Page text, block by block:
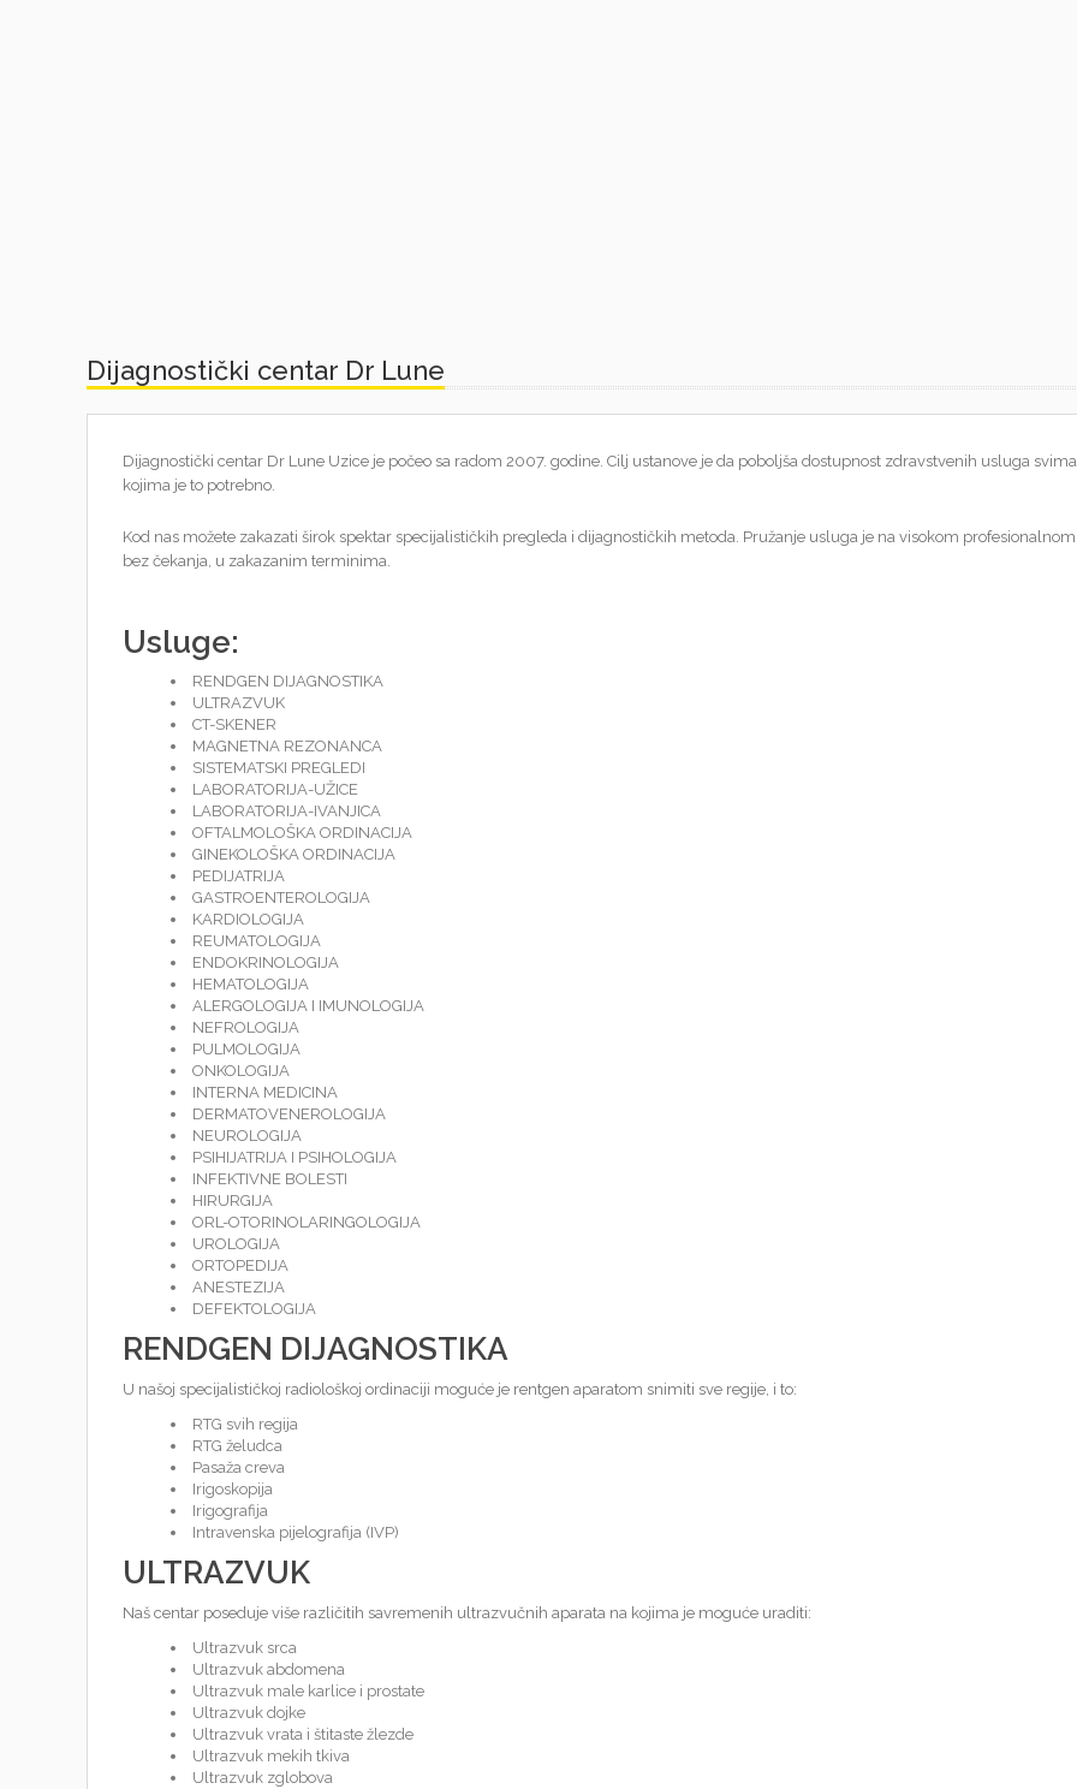
Dijagnostički centar Dr Lune
Dijagnostički centar Dr Lune Uzice je počeo sa radom 2007. godine. Cilj ustanove je da poboljša dostupnost zdravstvenih usluga svima
kojima je to potrebno.
Kod nas možete zakazati širok spektar specijalističkih pregleda i dijagnostičkih metoda. Pružanje usluga je na visokom
bez čekanja, u zakazanim terminima.
Usluge:
RENDGEN DIJAGNOSTIKA
ULTRAZVUK
CT-SKENER
MAGNETNA REZONANCA
SISTEMATSKI PREGLEDI
LABORATORIJA-UŽICE
LABORATORIJA-IVANJICA
OFTALMOLOŠKA ORDINACIJA
GINEKOLOŠKA ORDINACIJA
PEDIJATRIJA
GASTROENTEROLOGIJA
KARDIOLOGIJA
REUMATOLOGIJA
ENDOKRINOLOGIJA
HEMATOLOGIJA
ALERGOLOGIJA I IMUNOLOGIJA
NEFROLOGIJA
PULMOLOGIJA
ONKOLOGIJA
INTERNA MEDICINA
DERMATOVENEROLOGIJA
NEUROLOGIJA
PSIHIJATRIJA I PSIHOLOGIJA
INFEKTIVNE BOLESTI
HIRURGIJA
ORL-OTORINOLARINGOLOGIJA
UROLOGIJA
ORTOPEDIJA
ANESTEZIJA
DEFEKTOLOGIJA
RENDGEN DIJAGNOSTIKA
U našoj specijalističkoj radiološkoj ordinaciji moguće je rentgen aparatom snimiti sve regije, i to:
RTG svih regija
RTG želudca
Pasaža creva
Irigoskopija
Irigografija
Intravenska pijelografija (IVP)
ULTRAZVUK
Naš centar poseduje više različitih savremenih ultrazvučnih aparata na kojima je moguće uraditi:
Ultrazvuk srca
Ultrazvuk abdomena
Ultrazvuk male karlice i prostate
Ultrazvuk dojke
Ultrazvuk vrata i štitaste žlezde
Ultrazvuk mekih tkiva
Ultrazvuk zglobova